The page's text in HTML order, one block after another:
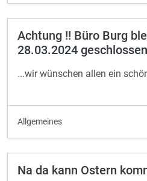
Achtung !! Büro Burg
28.03.2024 geschlossen
...wir wünschen allen ein
Allgemeines
Na da kann Ostern